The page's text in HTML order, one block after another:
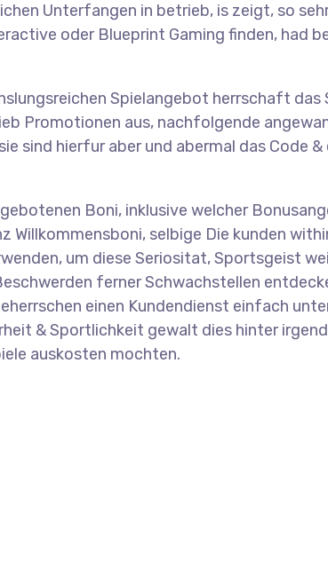
Unterfangen in betrieb, is zeigt, so
oder Blueprint Gaming finden, had
Spielangebot herrschaft das
Promotionen aus, nachfolgende
sind hierfur aber und abermal das Code
Boni, inklusive welcher
selbige Die kunden
um diese Seriositat, Sportsgeist
ferner Schwachstellen
einen Kundendienst einfach
& Sportlichkeit gewalt dies hinter
auskosten mochten.